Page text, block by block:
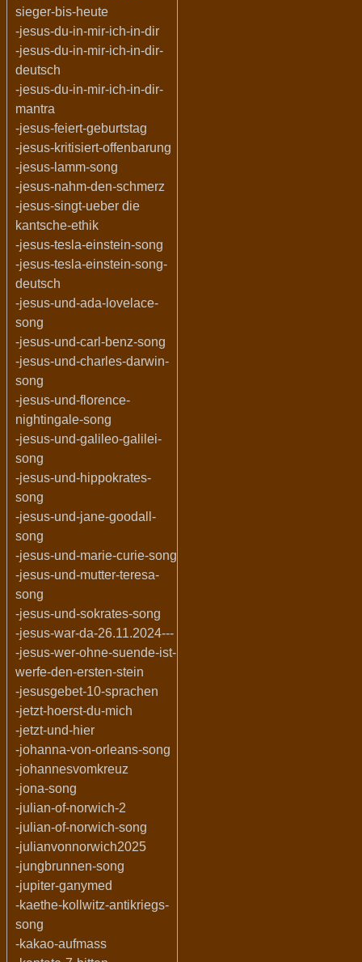
sieger-bis-heute
-jesus-du-in-mir-ich-in-dir
-jesus-du-in-mir-ich-in-dir-
deutsch
-jesus-du-in-mir-ich-in-dir-
mantra
-jesus-feiert-geburtstag
-jesus-kritisiert-offenbarung
-jesus-lamm-song
-jesus-nahm-den-schmerz
-jesus-singt-ueber die
kantsche-ethik
-jesus-tesla-einstein-song
-jesus-tesla-einstein-song-
deutsch
-jesus-und-ada-lovelace-
song
-jesus-und-carl-benz-song
-jesus-und-charles-darwin-
song
-jesus-und-florence-
nightingale-song
-jesus-und-galileo-galilei-
song
-jesus-und-hippokrates-
song
-jesus-und-jane-goodall-
song
-jesus-und-marie-curie-song
-jesus-und-mutter-teresa-
song
-jesus-und-sokrates-song
-jesus-war-da-26.11.2024---
-jesus-wer-ohne-suende-ist-
werfe-den-ersten-stein
-jesusgebet-10-sprachen
-jetzt-hoerst-du-mich
-jetzt-und-hier
-johanna-von-orleans-song
-johannesvomkreuz
-jona-song
-julian-of-norwich-2
-julian-of-norwich-song
-julianvonnorwich2025
-jungbrunnen-song
-jupiter-ganymed
-kaethe-kollwitz-antikriegs-
song
-kakao-aufmass